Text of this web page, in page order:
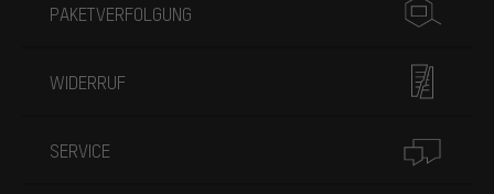
PAKETVERFOLGUNG
WIDERRUF
SERVICE